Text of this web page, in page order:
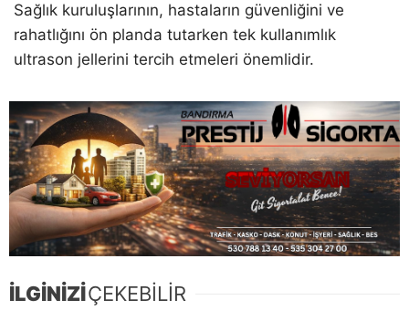
Sağlık kuruluşlarının, hastaların güvenliğini ve
rahatlığını ön planda tutarken tek kullanımlık
ultrason jellerini tercih etmeleri önemlidir.
İLGİNİZİÇEKEBİLİR